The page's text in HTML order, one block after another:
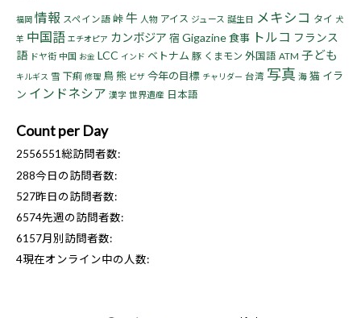
福岡 情報 スペイン語 峠牛 人物 アイス ジュース 誕生日 メキシコ タイ 犬
羊 中国語 エチオピア カンボジア 宿 Gigazine食事 トルコ フランス
語 ドヤ街 中国 お金 LCC インド ベトナム 豚 くまモン 外国語 ATM 子ども
キルギス 雪 下痢 修理 鳥熊 ビザ 今年の目標 チャリダー 台湾 写真 海 猫 イラ
ン インドネシア 漢字 世界遺産 日本語
Count per Day
2556551総訪問者数:
288今日の訪問者数:
527昨日の訪問者数:
6574先週の訪問者数:
6157月別訪問者数:
4現在オンライン中の人数: